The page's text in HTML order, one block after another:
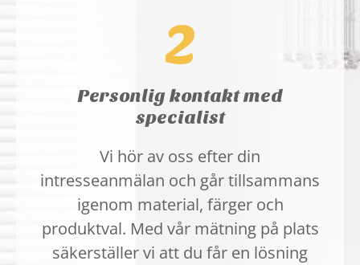
2
Personlig kontakt med
specialist
Vi hör av oss efter din
intresseanmälan och går tillsammans
igenom material, färger och
produktval. Med vår mätning på plats
säkerställer vi att du får en lösning